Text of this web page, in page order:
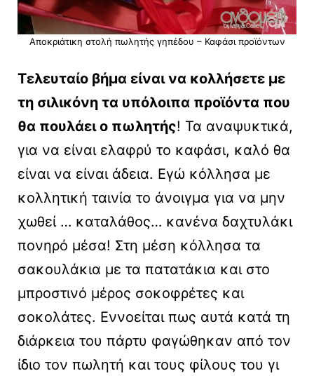
Αποκριάτικη στολή πωλητής γηπέδου – Καφάσι προϊόντων
Τελευταίο βήμα είναι να κολλήσετε με
τη σιλικόνη τα υπόλοιπα προϊόντα που
θα πουλάει ο πωλητής! Τα αναψυκτικά,
για να είναι ελαφρύ το καφάσι, καλό θα
είναι να είναι άδεια. Εγώ κόλλησα με
κολλητική ταινία το άνοιγμα για να μην
χωθεί … καταλάθος… κανένα δαχτυλάκι
πονηρό μέσα! Στη μέση κόλλησα τα
σακουλάκια με τα πατατάκια και στο
μπροστινό μέρος σοκοφρέτες και
σοκολάτες. Εννοείται πως αυτά κατά τη
διάρκεια του πάρτυ φαγώθηκαν από τον
ίδιο τον πωλητή και τους φίλους του γι